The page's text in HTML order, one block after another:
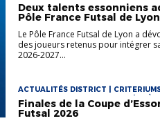
Deux talents essonniens
Pôle France Futsal de Lyon
Le Pôle France Futsal de Lyon a
des joueurs retenus pour intégrer
2026-2027...
ACTUALITÉS DISTRICT |
DOCUMENTS UTILES FUTSAL |
ACTIONS | FUTSAL
Finales de la Coupe
Futsal 2026